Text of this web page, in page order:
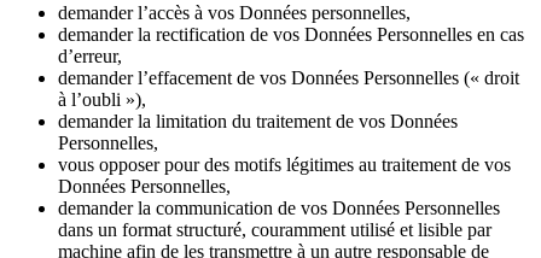
demander l’accès à vos Données personnelles,
demander la rectification de vos Données Personnelles en cas
d’erreur,
demander l’effacement de vos Données Personnelles (« droit
à l’oubli »),
demander la limitation du traitement de vos Données
Personnelles,
vous opposer pour des motifs légitimes au traitement de vos
Données Personnelles,
demander la communication de vos Données Personnelles
dans un format structuré, couramment utilisé et lisible par
machine afin de les transmettre à un autre responsable de